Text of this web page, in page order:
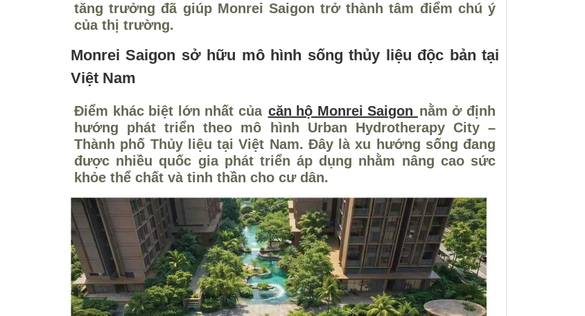
tăng trưởng đã giúp Monrei Saigon trở thành tâm điểm chú ý
của thị trường.
Monrei Saigon sở hữu mô hình sống thủy liệu độc bản tại
Việt Nam
Điểm khác biệt lớn nhất của căn hộ Monrei Saigon nằm ở định
hướng phát triển theo mô hình Urban Hydrotherapy City –
Thành phố Thủy liệu tại Việt Nam. Đây là xu hướng sống đang
được nhiều quốc gia phát triển áp dụng nhằm nâng cao sức
khỏe thể chất và tinh thần cho cư dân.